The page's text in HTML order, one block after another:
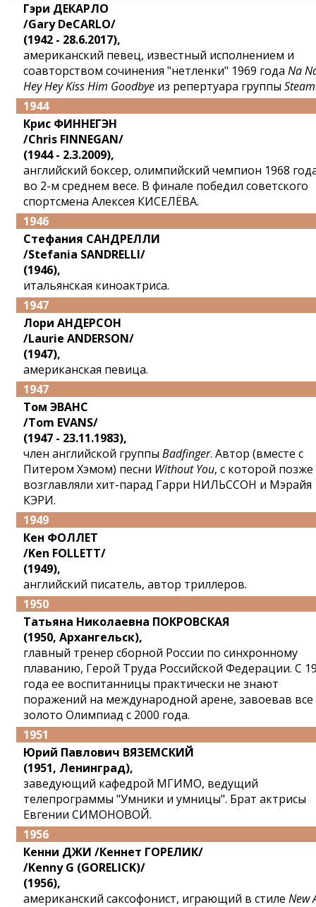
Гэри ДЕКАРЛО
/Gary DeCARLO/
(1942 - 28.6.2017),
американский певец, известный исполнением и
соавторством сочинения "нетленки" 1969 года Na
Hey Hey Kiss Him Goodbye из репертуара группы Steam
1944
Крис ФИННЕГЭН
/Chris FINNEGAN/
(1944 - 2.3.2009),
английский боксер, олимпийский чемпион 1968
во 2-м среднем весе. В финале победил советского
спортсмена Алексея КИСЕЛЁВА.
1946
Стефания САНДРЕЛЛИ
/Stefania SANDRELLI/
(1946),
итальянская киноактриса.
1947
Лори АНДЕРСОН
/Laurie ANDERSON/
(1947),
американская певица.
1947
Том ЭВАНС
/Tom EVANS/
(1947 - 23.11.1983),
член английской группы Badfinger. Автор (вместе с
Питером Хэмом) песни Without You, с которой позже
возглавляли хит-парад Гарри НИЛЬССОН и Мэрайя
КЭРИ.
1949
Кен ФОЛЛЕТ
/Ken FOLLETT/
(1949),
английский писатель, автор триллеров.
1950
Татьяна Николаевна ПОКРОВСКАЯ
(1950, Архангельск),
главный тренер сборной России по синхронному
плаванию, Герой Труда Российской Федерации. С
года ее воспитанницы практически не знают
поражений на международной арене, завоевав все
золото Олимпиад с 2000 года.
1951
Юрий Павлович ВЯЗЕМСКИЙ
(1951, Ленинград),
заведующий кафедрой МГИМО, ведущий
телепрограммы "Умники и умницы". Брат актрисы
Евгении СИМОНОВОЙ.
1956
Кенни ДЖИ /Кеннет ГОРЕЛИК/
/Kenny G (GORELICK)/
(1956),
американский саксофонист, играющий в стиле New